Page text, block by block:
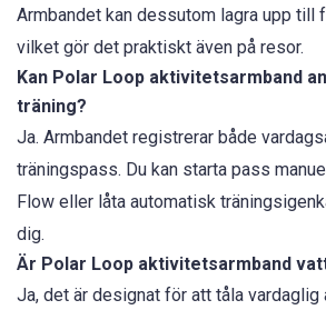
Armbandet kan dessutom lagra upp till
vilket gör det praktiskt även på resor.
Kan Polar Loop aktivitetsarmband
träning?
Ja. Armbandet registrerar både
träningspass. Du kan starta pass
Flow eller låta automatisk
dig.
Är Polar Loop aktivitetsarmband
Ja, det är designat för att tåla vardaglig